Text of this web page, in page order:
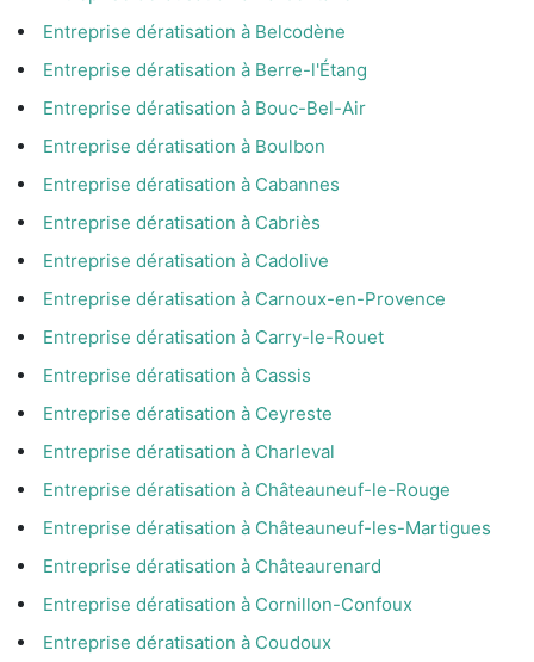
Entreprise dératisation à Belcodène
Entreprise dératisation à Berre-l'Étang
Entreprise dératisation à Bouc-Bel-Air
Entreprise dératisation à Boulbon
Entreprise dératisation à Cabannes
Entreprise dératisation à Cabriès
Entreprise dératisation à Cadolive
Entreprise dératisation à Carnoux-en-Provence
Entreprise dératisation à Carry-le-Rouet
Entreprise dératisation à Cassis
Entreprise dératisation à Ceyreste
Entreprise dératisation à Charleval
Entreprise dératisation à Châteauneuf-le-Rouge
Entreprise dératisation à Châteauneuf-les-Martigues
Entreprise dératisation à Châteaurenard
Entreprise dératisation à Cornillon-Confoux
Entreprise dératisation à Coudoux